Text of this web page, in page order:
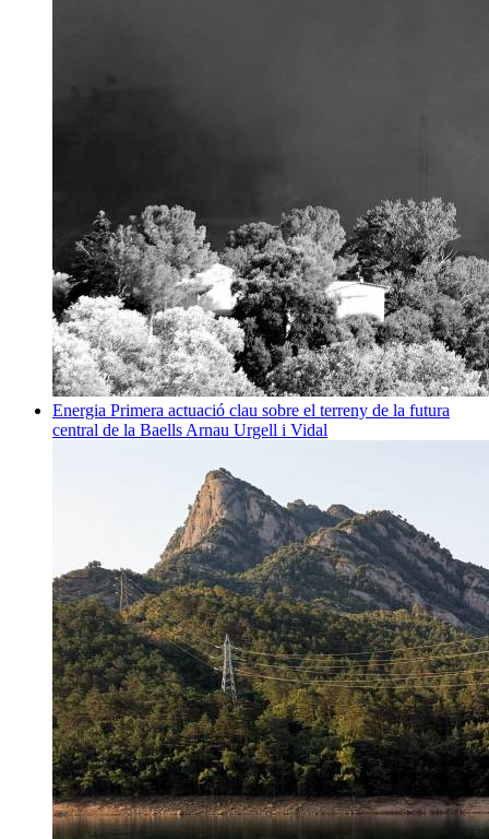
Energia Primera actuació clau sobre el terreny de la futura
central de la Baells Arnau Urgell i Vidal